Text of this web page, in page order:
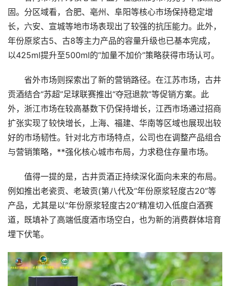
固。分区域看，合肥、亳州、阜阳等核心市场保持稳定增
长，六安、宣城等地市场表现出了较强的抗压能力。此外，
年份原浆古5、古8等主力产品的容量升级也已基本完成，
以425ml提升至500ml的“加量不加价”策略获得市场认可。
省外市场则探索出了新的营销路径。在江苏市场，古井
贡酒结合“苏超”足球联赛推出“夺冠退款”等促销方案。此
外，浙江市场在较高基数下仍保持增长，江西市场通过招商
扩张实现了较快增长，上海、福建、华南等区域也展现出较
好的市场韧性。针对北方市场特点，公司也在调整产品组合
与营销策略，**强化核心城市布局，力求稳住存量市场。
值得一提的是，古井贡酒正持续深化面向未来的布局。
例如推出老瓷贡、老玻贡(第八代及“年份原浆轻度古20”等
产品，尤其是以“年份原浆轻度古20”精准切入低度白酒赛
道，既填补了高端低度酒市场空白，也为新的消费群体培育
埋下伏笔。